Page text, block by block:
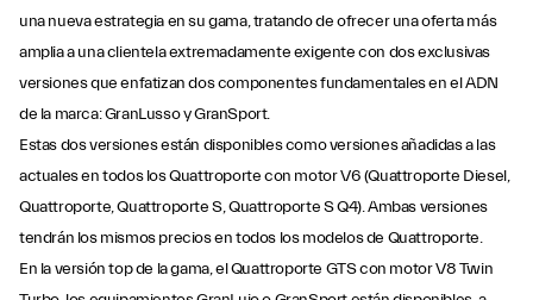
una nueva estrategia en su gama, tratando de ofrecer una oferta más
amplia a una clientela extremadamente exigente con dos exclusivas
versiones que enfatizan dos componentes fundamentales en el ADN
de la marca: GranLusso y GranSport.
Estas dos versiones están disponibles como versiones añadidas a las
actuales en todos los Quattroporte con motor V6 (Quattroporte Diesel,
Quattroporte, Quattroporte S, Quattroporte S Q4). Ambas versiones
tendrán los mismos precios en todos los modelos de Quattroporte.
En la versión top de la gama, el Quattroporte GTS con motor V8 Twin